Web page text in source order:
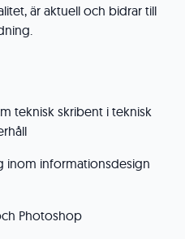
är aktuell och bidrar till
teknisk skribent i teknisk
inom informationsdesign
Photoshop